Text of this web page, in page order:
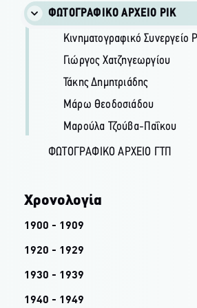
ΦΩΤΟΓΡΑΦΙΚΌ ΑΡΧΕΊΟ ΡΙΚ
Κινηματογραφικό Συνεργείο
Γιώργος Χατζηγεωργίου
Τάκης Δημητριάδης
Μάρω Θεοδοσιάδου
Μαρούλα Τζούβα-Παΐκου
ΦΩΤΟΓΡΑΦΙΚΌ ΑΡΧΕΊΟ ΓΤΠ
Χρονολογία
1900 - 1909
1920 - 1929
1930 - 1939
1940 - 1949